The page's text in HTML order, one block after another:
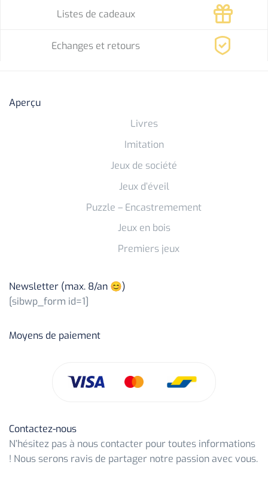
Listes de cadeaux
Echanges et retours
Aperçu
Livres
Imitation
Jeux de société
Jeux d’éveil
Puzzle – Encastremement
Jeux en bois
Premiers jeux
Newsletter (max. 8/an 😊)
[sibwp_form id=1]
Moyens de paiement
Contactez-nous
N’hésitez pas à nous contacter pour toutes informations
! Nous serons ravis de partager notre passion avec vous.